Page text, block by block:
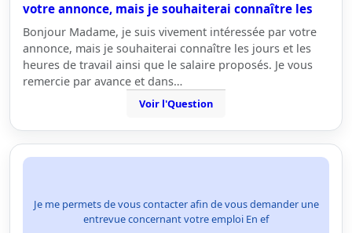
votre annonce, mais je souhaiterai connaître les
Bonjour Madame, je suis vivement intéressée par votre
annonce, mais je souhaiterai connaître les jours et les
heures de travail ainsi que le salaire proposés. Je vous
remercie par avance et dans…
Voir l'Question
Je me permets de vous contacter afin de vous demander une
entrevue concernant votre emploi En ef